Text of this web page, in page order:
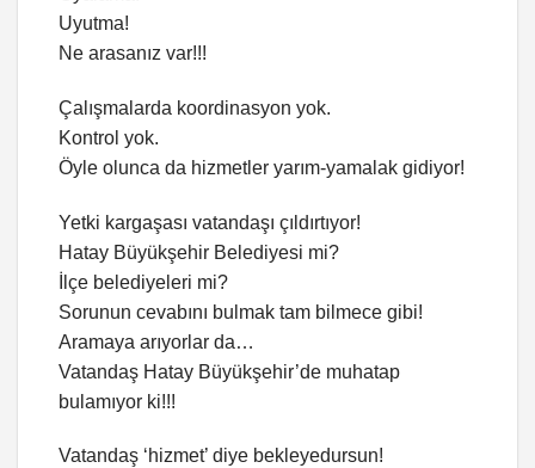
Uyutma!
Ne arasanız var!!!
Çalışmalarda koordinasyon yok.
Kontrol yok.
Öyle olunca da hizmetler yarım-yamalak gidiyor!
Yetki kargaşası vatandaşı çıldırtıyor!
Hatay Büyükşehir Belediyesi mi?
İlçe belediyeleri mi?
Sorunun cevabını bulmak tam bilmece gibi!
Aramaya arıyorlar da…
Vatandaş Hatay Büyükşehir’de muhatap
bulamıyor ki!!!
Vatandaş ‘hizmet’ diye bekleyedursun!